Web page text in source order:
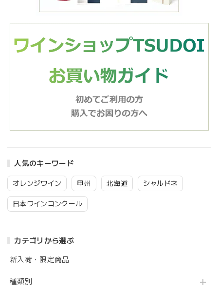
人気のキーワード
オレンジワイン 甲州 北海道 シャルドネ
日本ワインコンクール
カテゴリから選ぶ
新入荷・限定商品
種類別